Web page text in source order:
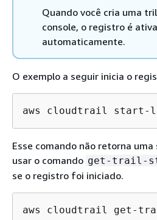
Quando você cria uma
console, o registro é
automaticamente.
O exemplo a seguir inicia o
aws cloudtrail start-
Esse comando não retorna
usar o comando get-trail-
se o registro foi iniciado.
aws cloudtrail get-